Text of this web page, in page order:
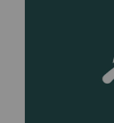
Sécurité